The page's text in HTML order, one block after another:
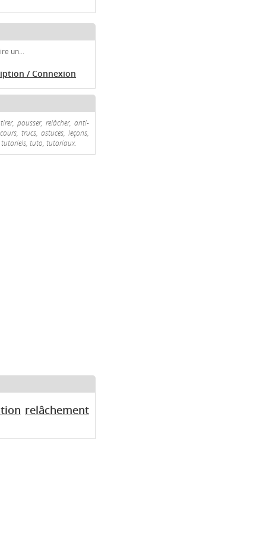
un...
/ Connexion
pousser, relâcher, anti-
trucs, astuces, leçons,
tutoriels, tuto, tutoriaux.
relâchement